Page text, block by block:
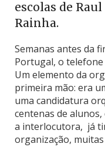
escolas de
Rainha.
Semanas antes da
Portugal, o
Um elemento da
primeira mão: era
uma candidatura
centenas de
a interlocutora, já
organização,